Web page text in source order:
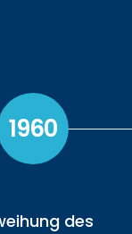
1960
des